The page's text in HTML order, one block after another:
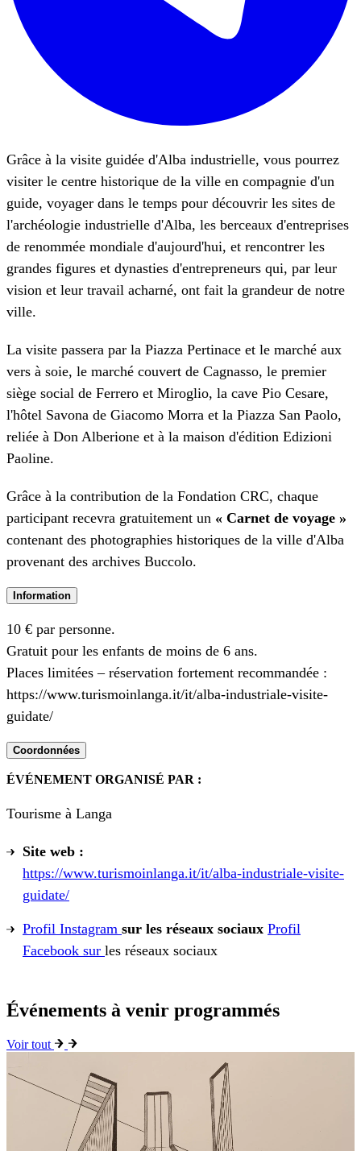
Grâce à la visite guidée d'Alba industrielle, vous pourrez
visiter le centre historique de la ville en compagnie d'un
guide, voyager dans le temps pour découvrir les sites de
l'archéologie industrielle d'Alba, les berceaux d'entreprises
de renommée mondiale d'aujourd'hui, et rencontrer les
grandes figures et dynasties d'entrepreneurs qui, par leur
vision et leur travail acharné, ont fait la grandeur de notre
ville.
La visite passera par la Piazza Pertinace et le marché aux
vers à soie, le marché couvert de Cagnasso, le premier
siège social de Ferrero et Miroglio, la cave Pio Cesare,
l'hôtel Savona de Giacomo Morra et la Piazza San Paolo,
reliée à Don Alberione et à la maison d'édition Edizioni
Paoline.
Grâce à la contribution de la Fondation CRC, chaque
participant recevra gratuitement un « Carnet de voyage »
contenant des photographies historiques de la ville d'Alba
provenant des archives Buccolo.
Information
10 € par personne.
Gratuit pour les enfants de moins de 6 ans.
Places limitées – réservation fortement recommandée :
https://www.turismoinlanga.it/it/alba-industriale-visite-
guidate/
Coordonnées
ÉVÉNEMENT ORGANISÉ PAR :
Tourisme à Langa
Site web :
https://www.turismoinlanga.it/it/alba-industriale-visite-
guidate/
Profil Instagram sur les réseaux sociaux Profil
Facebook sur les réseaux sociaux
Événements à venir programmés
Voir tout